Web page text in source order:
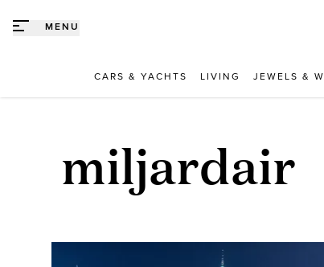
MENU
CARS & YACHTS LIVING JEWELS &
miljardair